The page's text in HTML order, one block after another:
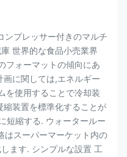
ンプレッサー付きのマルチ
世界的な食品小売業界
フォーマットの傾向にあ
画に関しては,エネルギー
を使用することで冷却装
装置を標準化することが
短縮する. ウォータールー
はスーパーマーケット内の
ます. シンプルな設置 工